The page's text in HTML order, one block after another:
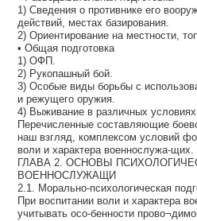
1) Сведения о противнике его
действий, местах базирования.
2) Ориентирование на местности,
• Общая подготовка
1) ОФП.
2) Рукопашный бой.
3) Особые виды борьбы с
и режущего оружия.
4) Выживание в различных
Перечисленные составляющие
наш взгляд, комплексом условий
воли и характера военнослужа-щих.
ГЛАВА 2. ОСНОВЫ
ВОЕННОСЛУЖАЩИ
2.1. Морально-психологическая
При воспитании воли и характера
учитывать осо-бенности